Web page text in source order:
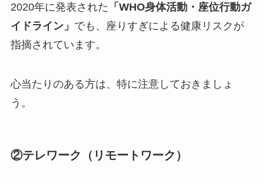
2020年に発表された 「WHO身体活動・座位行動ガ
イドライン」 でも、座りすぎによる健康リスクが
指摘されています。
心当たりのある方は、特に注意しておきましょ
う。
②テレワーク（リモートワーク）